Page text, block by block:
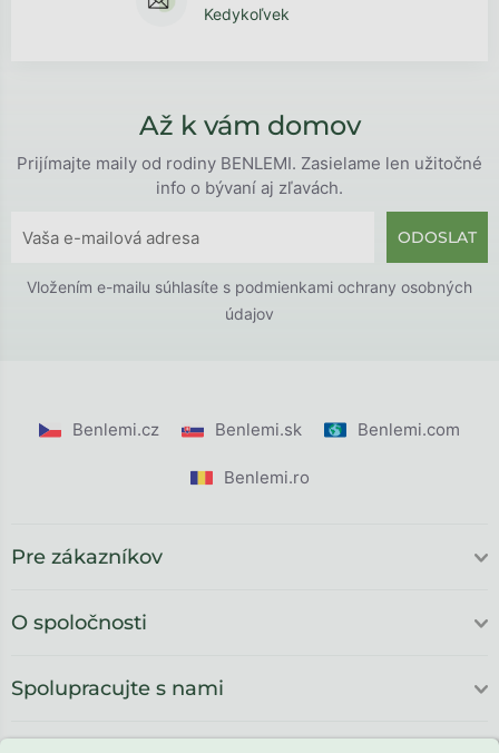
Kedykoľvek
Až k vám domov
Prijímajte maily od rodiny BENLEMI. Zasielame len užitočné
info o bývaní aj zľavách.
ODOSLAT
Vložením e-mailu súhlasíte s podmienkami ochrany osobných
údajov
Benlemi.cz Benlemi.sk Benlemi.com
Benlemi.ro
Pre zákazníkov
O spoločnosti
Spolupracujte s nami